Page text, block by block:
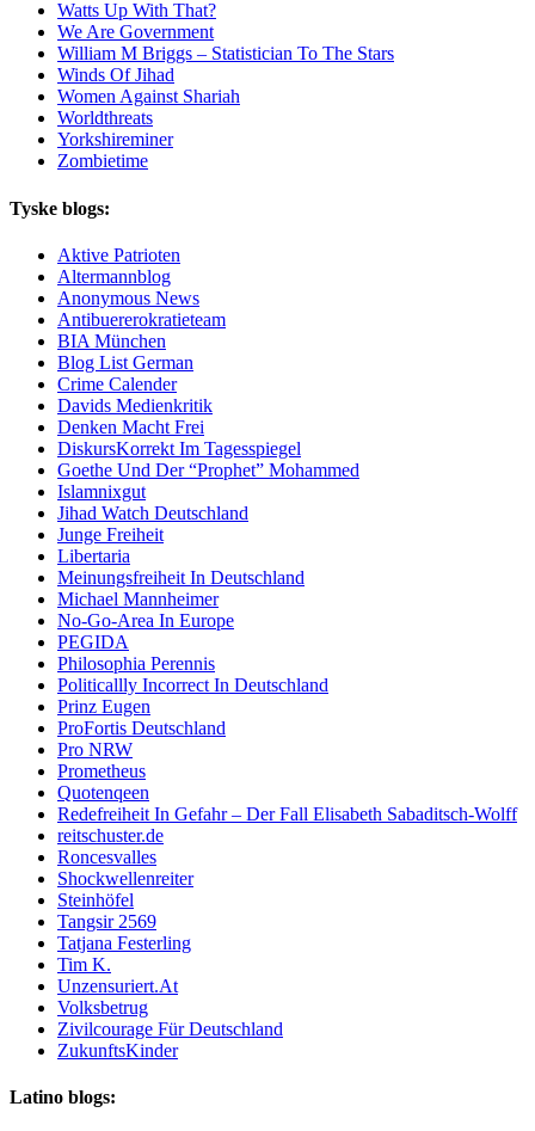
Watts Up With That?
We Are Government
William M Briggs – Statistician To The Stars
Winds Of Jihad
Women Against Shariah
Worldthreats
Yorkshireminer
Zombietime
Tyske blogs:
Aktive Patrioten
Altermannblog
Anonymous News
Antibuererokratieteam
BIA München
Blog List German
Crime Calender
Davids Medienkritik
Denken Macht Frei
DiskursKorrekt Im Tagesspiegel
Goethe Und Der “Prophet” Mohammed
Islamnixgut
Jihad Watch Deutschland
Junge Freiheit
Libertaria
Meinungsfreiheit In Deutschland
Michael Mannheimer
No-Go-Area In Europe
PEGIDA
Philosophia Perennis
Politicallly Incorrect In Deutschland
Prinz Eugen
ProFortis Deutschland
Pro NRW
Prometheus
Quotenqeen
Redefreiheit In Gefahr – Der Fall Elisabeth Sabaditsch-Wolff
reitschuster.de
Roncesvalles
Shockwellenreiter
Steinhöfel
Tangsir 2569
Tatjana Festerling
Tim K.
Unzensuriert.At
Volksbetrug
Zivilcourage Für Deutschland
ZukunftsKinder
Latino blogs: